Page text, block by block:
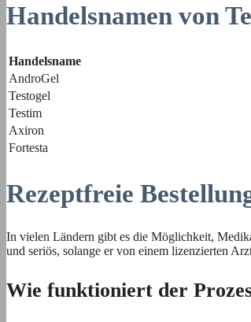
Handelsnamen von
Handelsname
AndroGel
Testogel
Testim
Axiron
Fortesta
Rezeptfreie
In vielen Ländern gibt es die Möglichkeit,
und seriös, solange er von einem lizenzierten
Wie funktioniert der